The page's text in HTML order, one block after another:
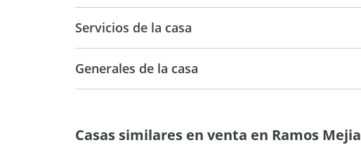
Servicios de la casa
Generales de la casa
Casas similares en venta en Ramos Mejia